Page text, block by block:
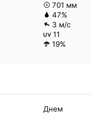
701 мм
47%
3 м/с
11
19%
Днем